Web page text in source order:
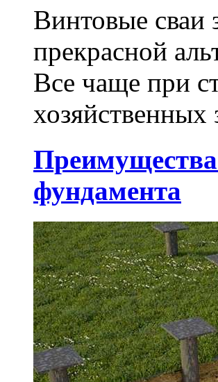
Винтовые сваи
прекрасной
Все чаще при
хозяйственных
фундамента